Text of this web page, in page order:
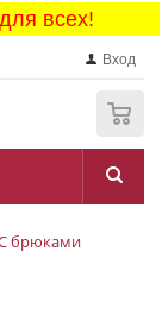
всех!
Вход
брюками